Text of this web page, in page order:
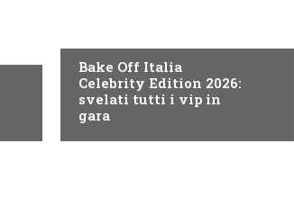
Bake Off Italia
Celebrity Edition 2026:
svelati tutti i vip in
gara